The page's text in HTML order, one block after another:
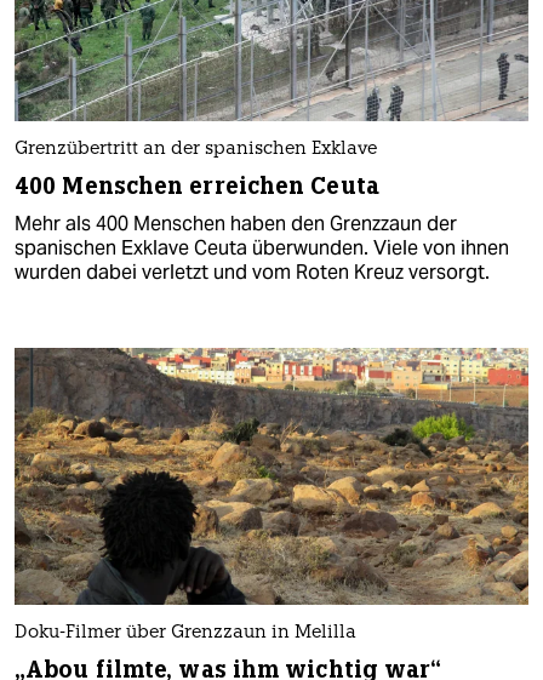
Grenzübertritt an der spanischen Exklave
400 Menschen erreichen Ceuta
Mehr als 400 Menschen haben den Grenzzaun der
spanischen Exklave Ceuta überwunden. Viele von ihnen
wurden dabei verletzt und vom Roten Kreuz versorgt.
Doku-Filmer über Grenzzaun in Melilla
„Abou filmte, was ihm wichtig war“